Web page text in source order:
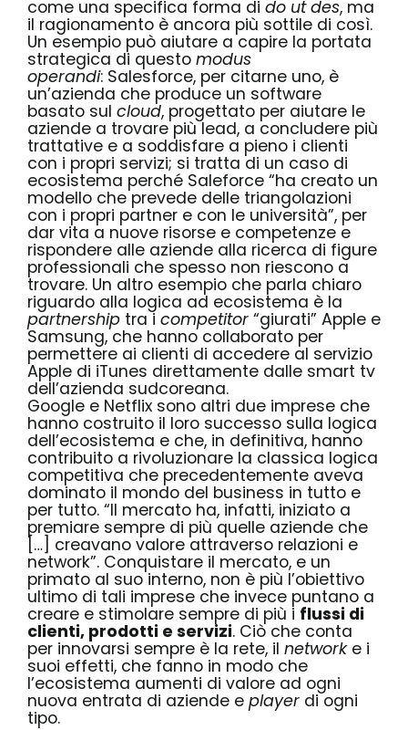
come una specifica forma di do ut des, ma
il ragionamento è ancora più sottile di così.
Un esempio può aiutare a capire la portata
strategica di questo modus
operandi: Salesforce, per citarne uno, è
un’azienda che produce un software
basato sul cloud, progettato per aiutare le
aziende a trovare più lead, a concludere più
trattative e a soddisfare a pieno i clienti
con i propri servizi; si tratta di un caso di
ecosistema perché Saleforce “ha creato un
modello che prevede delle triangolazioni
con i propri partner e con le università”, per
dar vita a nuove risorse e competenze e
rispondere alle aziende alla ricerca di figure
professionali che spesso non riescono a
trovare. Un altro esempio che parla chiaro
riguardo alla logica ad ecosistema è la
partnership tra i competitor “giurati” Apple e
Samsung, che hanno collaborato per
permettere ai clienti di accedere al servizio
Apple di iTunes direttamente dalle smart tv
dell’azienda sudcoreana.
Google e Netflix sono altri due imprese che
hanno costruito il loro successo sulla logica
dell’ecosistema e che, in definitiva, hanno
contribuito a rivoluzionare la classica logica
competitiva che precedentemente aveva
dominato il mondo del business in tutto e
per tutto. “Il mercato ha, infatti, iniziato a
premiare sempre di più quelle aziende che
[…] creavano valore attraverso relazioni e
network”. Conquistare il mercato, e un
primato al suo interno, non è più l’obiettivo
ultimo di tali imprese che invece puntano a
creare e stimolare sempre di più i flussi di
clienti, prodotti e servizi. Ciò che conta
per innovarsi sempre è la rete, il networke i
suoi effetti, che fanno in modo che
l’ecosistema aumenti di valore ad ogni
nuova entrata di aziende e player di ogni
tipo.